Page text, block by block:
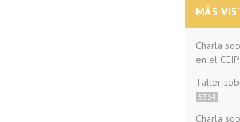
MÁS
Charla
en el
Taller
5364
Charla